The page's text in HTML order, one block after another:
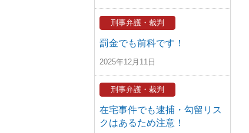
刑事弁護・裁判
罰金でも前科です！
2025年12月11日
刑事弁護・裁判
在宅事件でも逮捕・勾留リス
クはあるため注意！